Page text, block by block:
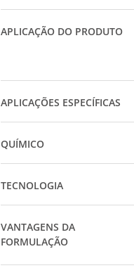
APLICAÇÃO DO PRODUTO
APLICAÇÕES ESPECÍFICAS
QUÍMICO
TECNOLOGIA
VANTAGENS DA
FORMULAÇÃO